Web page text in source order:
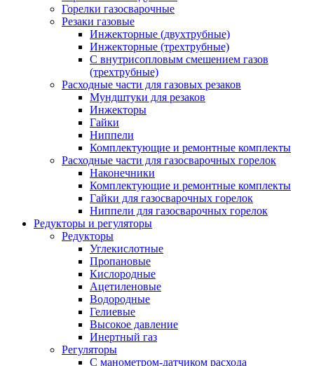
Горелки газосварочные
Резаки газовые
Инжекторные (двухтрубные)
Инжекторные (трехтрубные)
С внутрисопловым смешением газов
(трехтрубные)
Расходные части для газовых резаков
Мундштуки для резаков
Инжекторы
Гайки
Ниппели
Комплектующие и ремонтные комплекты
Расходные части для газосварочных горелок
Наконечники
Комплектующие и ремонтные комплекты
Гайки для газосварочных горелок
Ниппели для газосварочных горелок
Редукторы и регуляторы
Редукторы
Углекислотные
Пропановые
Кислородные
Ацетиленовые
Водородные
Гелиевые
Высокое давление
Инертный газ
Регуляторы
С манометром-датчиком расхода